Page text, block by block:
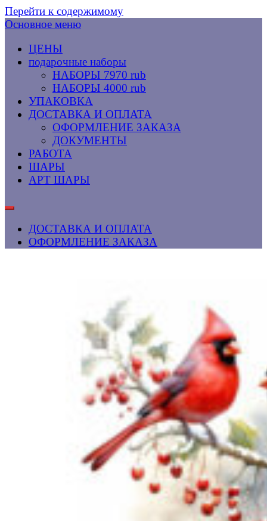
Перейти к содержимому
Основное меню
ЦЕНЫ
подарочные наборы
НАБОРЫ 7970 rub
НАБОРЫ 4000 rub
УПАКОВКА
ДОСТАВКА И ОПЛАТА
ОФОРМЛЕНИЕ ЗАКАЗА
ДОКУМЕНТЫ
РАБОТА
ШАРЫ
АРТ ШАРЫ
ДОСТАВКА И ОПЛАТА
ОФОРМЛЕНИЕ ЗАКАЗА